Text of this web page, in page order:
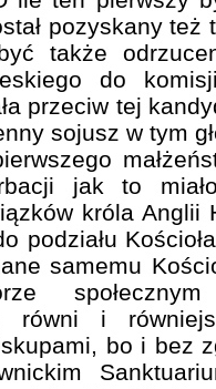
pozyskany też
także
do
przeciw tej
sojusz w tym
jak to
króla Anglii
podziału
samemu
równi i
bo i bez